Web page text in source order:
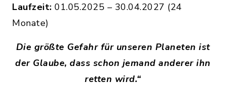
Laufzeit: 01.05.2025 – 30.04.2027 (24
Monate)
Die größte Gefahr für unseren Planeten ist
der Glaube, dass schon jemand anderer ihn
retten wird.“